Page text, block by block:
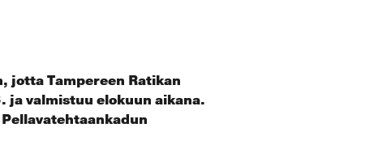
jotta Tampereen Ratikan
valmistuu elokuun aikana.